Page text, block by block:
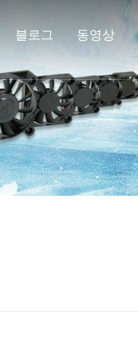
블로그 동영상